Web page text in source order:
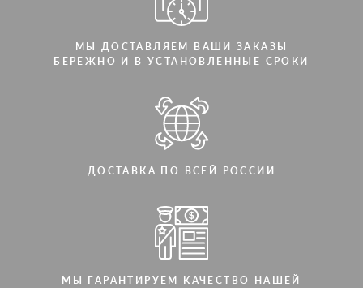
МЫ ДОСТАВЛЯЕМ ВАШИ ЗАКАЗЫ
БЕРЕЖНО И В УСТАНОВЛЕННЫЕ СРОКИ
ДОСТАВКА ПО ВСЕЙ РОССИИ
МЫ ГАРАНТИРУЕМ КАЧЕСТВО НАШЕЙ